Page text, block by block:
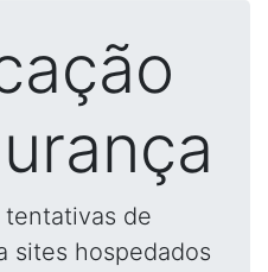
tentativas de
sites hospedados